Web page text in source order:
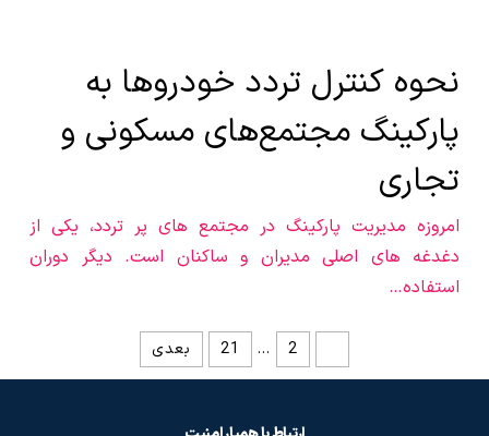
نحوه کنترل تردد خودروها به
پارکینگ مجتمع‌های مسکونی و
تجاری
امروزه مدیریت پارکینگ در مجتمع های پر تردد، یکی از
دغدغه های اصلی مدیران و ساکنان است. دیگر دوران
استفاده…
2
…
21 بعدی